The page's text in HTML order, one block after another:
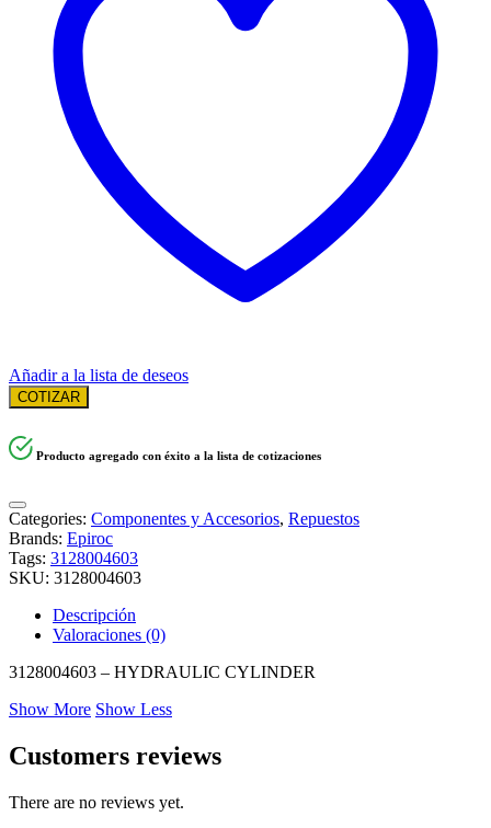
Añadir a la lista de deseos
COTIZAR
Producto agregado con éxito a la lista de cotizaciones
Categories: Componentes y Accesorios, Repuestos
Brands: Epiroc
Tags: 3128004603
SKU: 3128004603
Descripción
Valoraciones (0)
3128004603 – HYDRAULIC CYLINDER
Show More Show Less
Customers reviews
There are no reviews yet.